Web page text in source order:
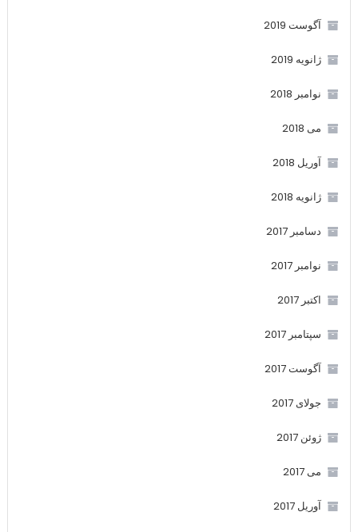
آگوست 2019
ژانویه 2019
نوامبر 2018
می 2018
آوریل 2018
ژانویه 2018
دسامبر 2017
نوامبر 2017
اکتبر 2017
سپتامبر 2017
آگوست 2017
جولای 2017
ژوئن 2017
می 2017
آوریل 2017